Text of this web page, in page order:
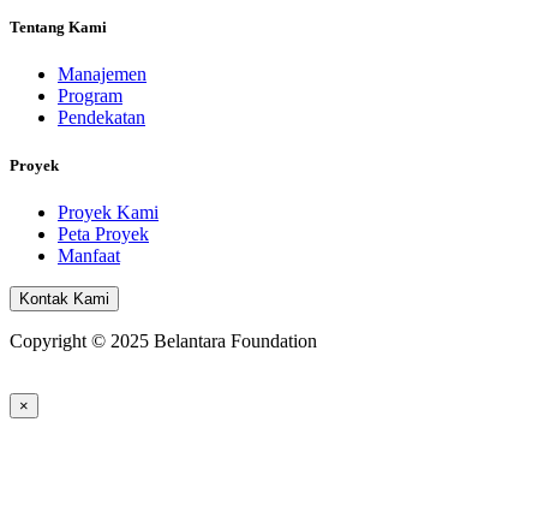
Tentang Kami
Manajemen
Program
Pendekatan
Proyek
Proyek Kami
Peta Proyek
Manfaat
Kontak Kami
Copyright © 2025 Belantara Foundation
×